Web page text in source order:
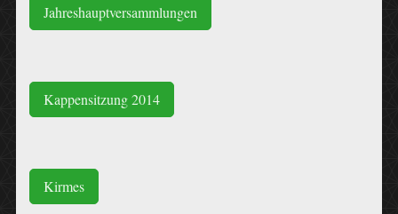
Jahreshauptversammlungen
Kappensitzung 2014
Kirmes